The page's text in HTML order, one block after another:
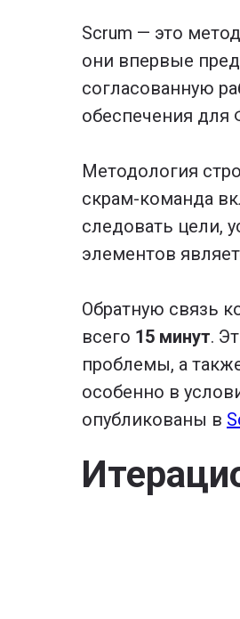
Scrum — это
они впервые
согласованную
обеспечения для
Методология
скрам-команда
следовать цели,
элементов
Обратную связь
всего 15 минут.
проблемы, а
особенно в
опубликованы в